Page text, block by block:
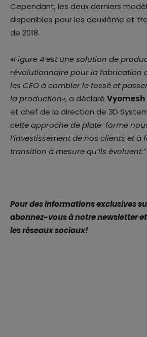
Cependant, les deux derniers
disponibles pour les deuxième et
de 2018.
«Figure 4 est une solution de
révolutionnaire pour la fabrication
les CEO à combler le fossé et
la production», a déclaré Vyomesh
et chef de la direction de 3D
cette approche de plate-forme
l’investissement de nos clients et à
transition à mesure qu’ils évoluent.”
Pour des informations exclusives
abonnez-vous à notre newsletter
les réseaux sociaux!